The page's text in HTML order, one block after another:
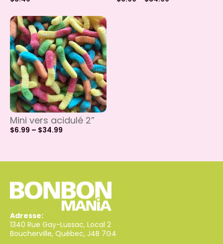
Mini vers acidulé 2”
$6.99 – $34.99
Adresse:
1340 Rue Gay-Lussac, Local 2
Boucherville, Québec, J4B 7G4